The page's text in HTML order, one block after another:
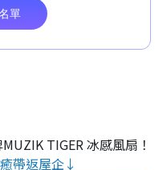
TIGER 冰感風扇！
帶返屋企↓